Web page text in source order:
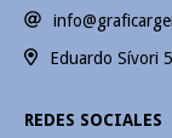
Eduardo Sívori
REDES SOCIALES